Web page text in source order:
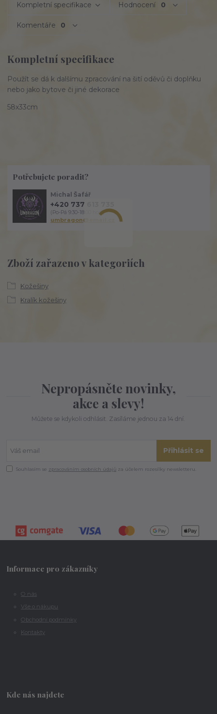
Kompletní specifikace Hodnocení 0
Komentáře 0
Kompletní specifikace
Použít se dá k dalšímu zpracování na šití oděvů či doplňku
nebo jako bytove či jiné dekorace
58x33cm
Zboží zařazeno v kategoriích
Kožešiny
Kralík kožešiny
Potřebujete poradit?
Michal Šafář
+420 737 613 735
(Po-Pá 9:30-18:00 hod.)
umbragon@email.cz
Nepropásněte novinky,
akce a slevy!
Můžete se kdykoli odhlásit. Zasíláme jednou za 14 dní.
Přihlásit se
Souhlasím se zpracováním osobních údajů za účelem rozesílky newsletteru.
Informace pro zákazníky
O nás
Vše o nákupu
Obchodní podmínky
Kontakty
Kde nás najdete